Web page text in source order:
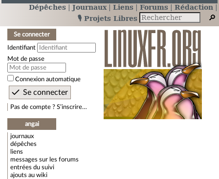
Dépêches Journaux Liens Forums
Rédaction
🎙️ Projets Libres
Se connecter
Identifiant
Mot de passe
Connexion automatique
Pas de compte ? S’inscrire…
angai
journaux
dépêches
liens
messages sur les forums
entrées du suivi
ajouts au wiki